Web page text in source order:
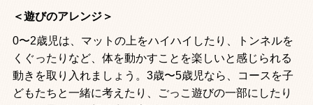
＜遊びのアレンジ＞
0〜2歳児は、マットの上をハイハイしたり、トンネルを
くぐったりなど、体を動かすことを楽しいと感じられる
動きを取り入れましょう。3歳〜5歳児なら、コースを子
どもたちと一緒に考えたり、ごっこ遊びの一部にしたり